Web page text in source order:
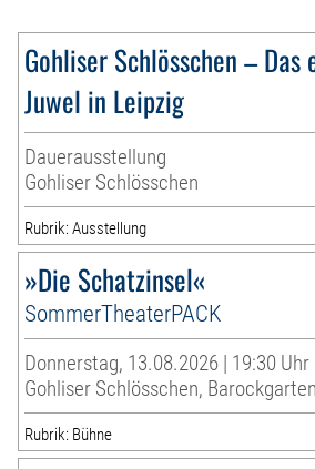
Gohliser Schlösschen –
Juwel in Leipzig
Dauerausstellung
Gohliser Schlösschen
Rubrik: Ausstellung
»Die Schatzinsel«
SommerTheaterPACK
Donnerstag, 13.08.2026 | 19:30 Uhr
Gohliser Schlösschen, Barockgarten
Rubrik: Bühne